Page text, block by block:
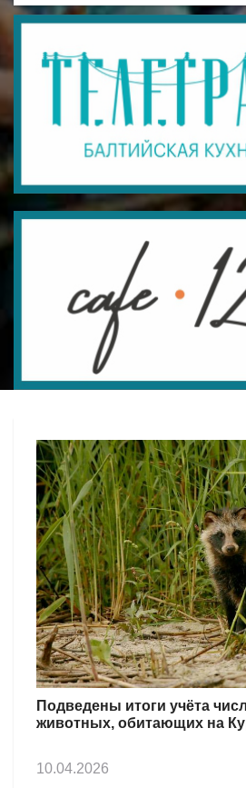
Подведены итоги учёта
животных, обитающих на
10.04.2026